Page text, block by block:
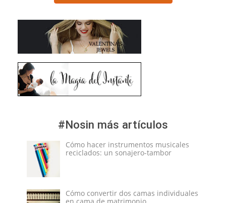
#Nosin más artículos
Cómo hacer instrumentos musicales
reciclados: un sonajero-tambor
Cómo convertir dos camas individuales